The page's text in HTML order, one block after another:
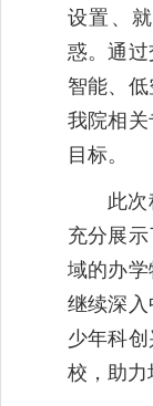
设置、
惑。通
智能、
我院相
目标。
此次
充分展
域的办
继续深
少年科
校，助力